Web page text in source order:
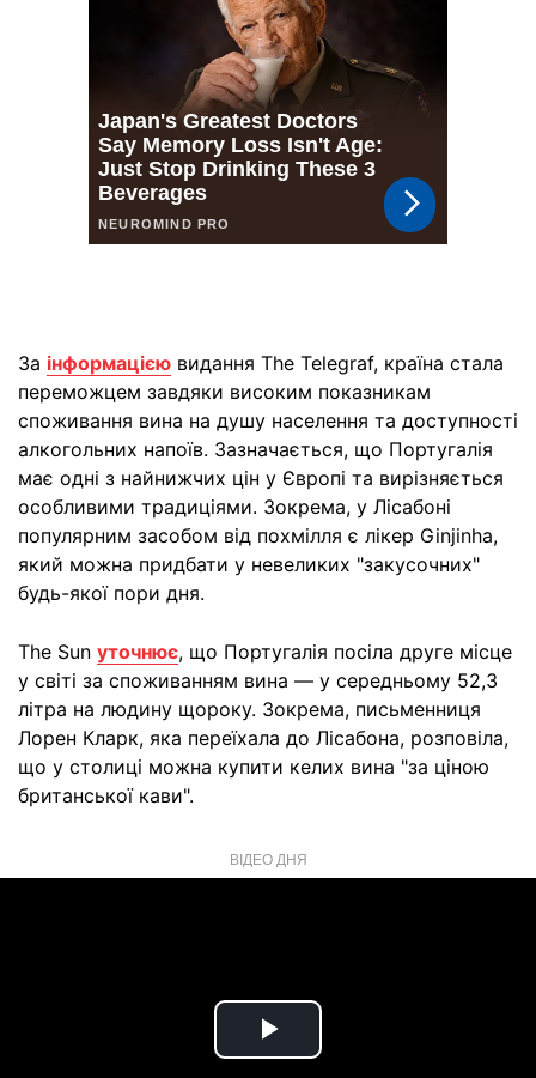
За інформацією видання The Telegraf, країна стала
переможцем завдяки високим показникам
споживання вина на душу населення та доступності
алкогольних напоїв. Зазначається, що Португалія
має одні з найнижчих цін у Європі та вирізняється
особливими традиціями. Зокрема, у Лісабоні
популярним засобом від похмілля є лікер Ginjinha,
який можна придбати у невеликих "закусочних"
будь-якої пори дня.
The Sun уточнює, що Португалія посіла друге місце
у світі за споживанням вина — у середньому 52,3
літра на людину щороку. Зокрема, письменниця
Лорен Кларк, яка переїхала до Лісабона, розповіла,
що у столиці можна купити келих вина "за ціною
британської кави".
ВІДЕО ДНЯ
Play